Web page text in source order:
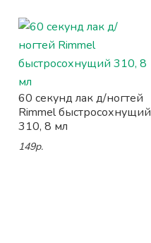
60 секунд лак д/ногтей
Rimmel быстросохнущий
310, 8 мл
149р.